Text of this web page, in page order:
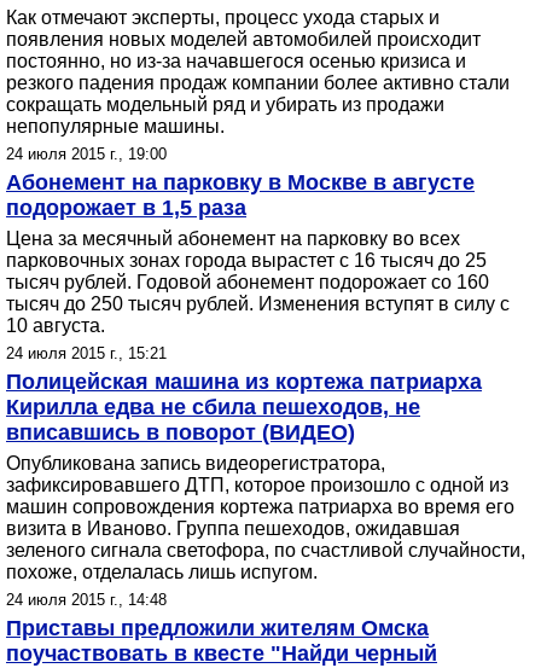
Как отмечают эксперты, процесс ухода старых и
появления новых моделей автомобилей происходит
постоянно, но из-за начавшегося осенью кризиса и
резкого падения продаж компании более активно стали
сокращать модельный ряд и убирать из продажи
непопулярные машины.
24 июля 2015 г., 19:00
Абонемент на парковку в Москве в августе
подорожает в 1,5 раза
Цена за месячный абонемент на парковку во всех
парковочных зонах города вырастет с 16 тысяч до 25
тысяч рублей. Годовой абонемент подорожает со 160
тысяч до 250 тысяч рублей. Изменения вступят в силу с
10 августа.
24 июля 2015 г., 15:21
Полицейская машина из кортежа патриарха
Кирилла едва не сбила пешеходов, не
вписавшись в поворот (ВИДЕО)
Опубликована запись видеорегистратора,
зафиксировавшего ДТП, которое произошло с одной из
машин сопровождения кортежа патриарха во время его
визита в Иваново. Группа пешеходов, ожидавшая
зеленого сигнала светофора, по счастливой случайности,
похоже, отделалась лишь испугом.
24 июля 2015 г., 14:48
Приставы предложили жителям Омска
поучаствовать в квесте "Найди черный